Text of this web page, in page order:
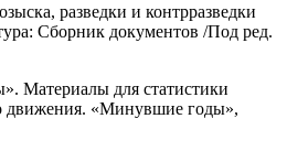
разведки и контрразведки
Сборник документов /Под ред.
Материалы для статистики
движения. «Минувшие годы»,